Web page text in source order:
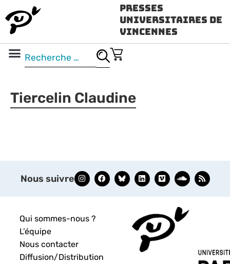
Presses
Universitaires de
Vincennes
Tiercelin Claudine
Nous suivre
Qui sommes-nous ?
L’équipe
Nous contacter
Diffusion/Distribution